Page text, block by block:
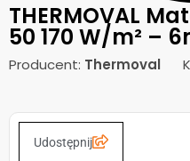
THERMOVAL
50 170 W/m² –
Producent: Thermoval
Udostępnij